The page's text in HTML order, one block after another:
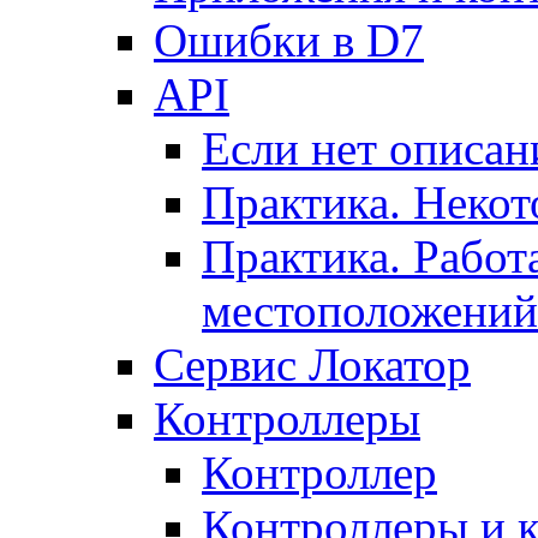
Ошибки в D7
API
Если нет
Практика.
Практика.
местоположений
Сервис Локатор
Контроллеры
Контроллер
Контроллеры и